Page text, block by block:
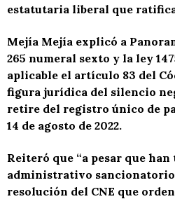
estatutaria liberal que
Mejía Mejía explicó a
265 numeral sexto y la ley
aplicable el artículo 83 del
figura jurídica del silencio
retire del registro único de
14 de agosto de 2022.
Reiteró que “a pesar que
administrativo sancionatorio
resolución del CNE que